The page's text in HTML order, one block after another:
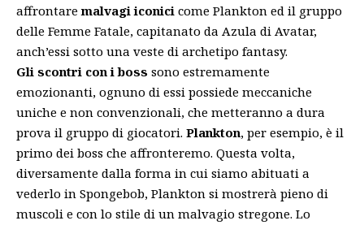
affrontaremalvagi iconici come Plankton ed il gruppo
delle Femme Fatale, capitanato da Azula di Avatar,
anch’essi sotto una veste di archetipo fantasy.
Gli scontri con i boss sono estremamente
emozionanti, ognuno di essi possiede meccaniche
uniche e non convenzionali, che metteranno a dura
prova il gruppo di giocatori. Plankton, per esempio, è il
primo dei boss che affronteremo. Questa volta,
diversamente dalla forma in cui siamo abituati a
vederlo in Spongebob, Plankton si mostrerà pieno di
muscoli e con lo stile di un malvagio stregone. Lo